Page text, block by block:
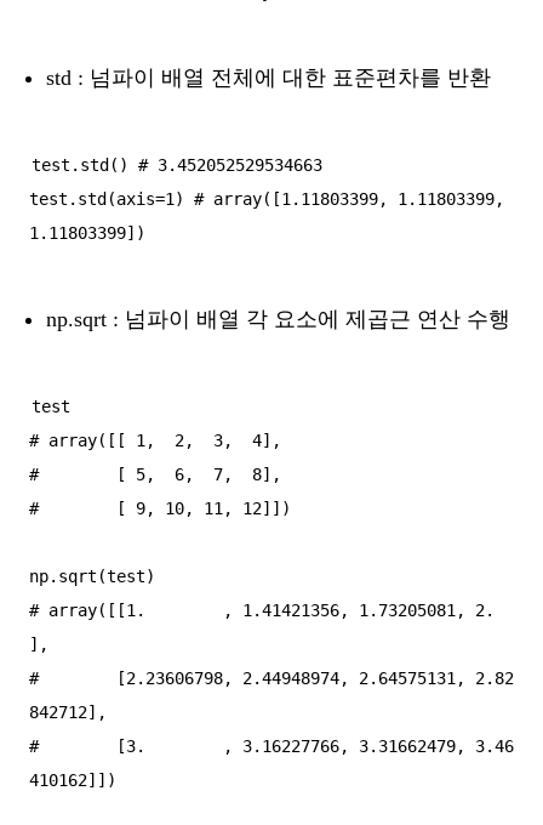
std : 넘파이 배열 전체에 대한 표준편차를 반환
test.std() # 3.452052529534663
test.std(axis=1) # array([1.11803399, 1.11803399,
np.sqrt : 넘파이 배열 각 요소에 제곱근 연산 수행
test
# array([[ 1,  2,  3,  4],
#        [ 5,  6,  7,  8],
#        [ 9, 10, 11, 12]])
np.sqrt(test)
# array([[1.        , 1.41421356, 1.73205081, 2.
],
#        [2.23606798, 2.44948974, 2.64575131, 2.82
842712],
#        [3.        , 3.16227766, 3.31662479, 3.46